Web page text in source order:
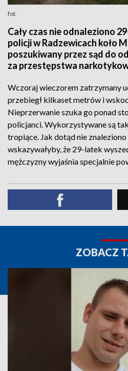
fot.
Cały czas nie odnaleziono
policji w Radzewicach koło
poszukiwany przez sąd do
za przestępstwa
Wczoraj wieczorem zatrzymany
przebiegł kilkaset metrów i
Nieprzerwanie szuka go ponad
policjanci. Wykorzystywane są
tropiące. Jak dotąd nie
wskazywałyby, że 29-latek
mężczyzny wyjaśnia specjalnie
ZOBACZ